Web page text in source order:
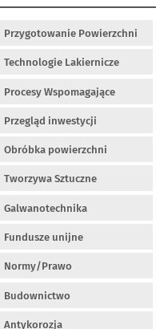
Przygotowanie Powierzchni
Technologie Lakiernicze
Procesy Wspomagające
Przegląd inwestycji
Obróbka powierzchni
Tworzywa Sztuczne
Galwanotechnika
Fundusze unijne
Normy/Prawo
Budownictwo
Antykorozja